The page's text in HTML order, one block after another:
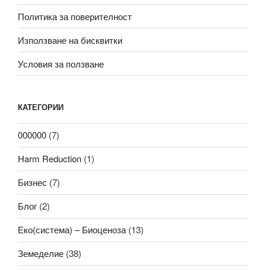
Политика за поверителност
Използване на бисквитки
Условия за ползване
КАТЕГОРИИ
000000 (7)
Harm Reduction (1)
Бизнес (7)
Блог (2)
Еко(система) – Биоценоза(13)
Земеделие (38)